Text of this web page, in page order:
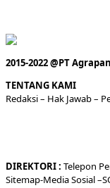
2015-2022 @PT
TENTANG KAMI
Redaksi– Hak Jawab –
DIREKTORI: Telepon
Sitemap-Media Sosial –